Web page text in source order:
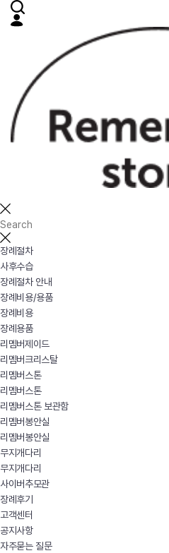
장례절차
사후수습
장례절차 안내
장례비용/용품
장례비용
장례용품
리멤버제이드
리멤버크리스탈
리멤버스톤
리멤버스톤
리멤버스톤 보관함
리멤버봉안실
리멤버봉안실
무지개다리
무지개다리
사이버추모관
장례후기
고객센터
공지사항
자주묻는 질문